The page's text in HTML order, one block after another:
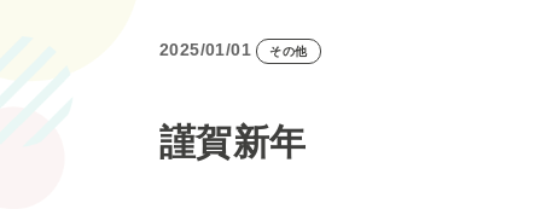
2025/01/01 その他
謹賀新年